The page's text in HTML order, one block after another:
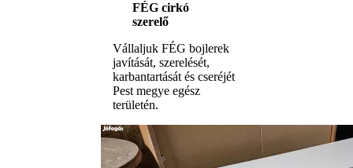
FÉG cirkó
szerelő
Vállaljuk FÉG bojlerek
javítását, szerelését,
karbantartását és cseréjét
Pest megye egész
területén.